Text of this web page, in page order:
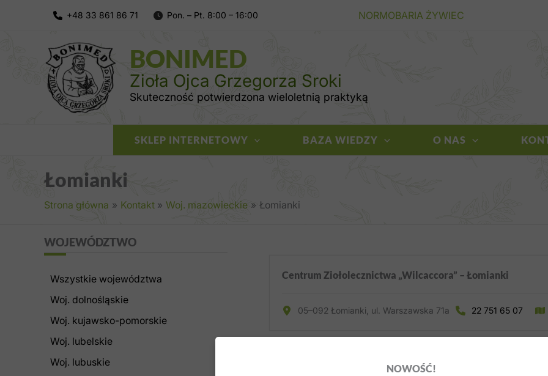
NOWOŚĆ!
NORMOBARIA ŻYWIEC
BONIMED
Zioła Ojca Grzegorza Sroki
Skuteczność potwierdzona wieloletnią praktyką
SKLEP INTERNETOWY BAZA WIEDZY O NAS
Łomianki
Strona główna Kontakt Woj. mazowieckie Łomianki
WOJEWÓDZTWO
Wszystkie województwa
Woj. dolnośląskie
Woj. kujawsko-​pomorskie
Woj. lubelskie
Woj. lubuskie
Centrum Ziołolecznictwa „Wilcaccora” – Łomianki
05–092 Łomianki, ul. Warszawska 71a 22 751 65 07